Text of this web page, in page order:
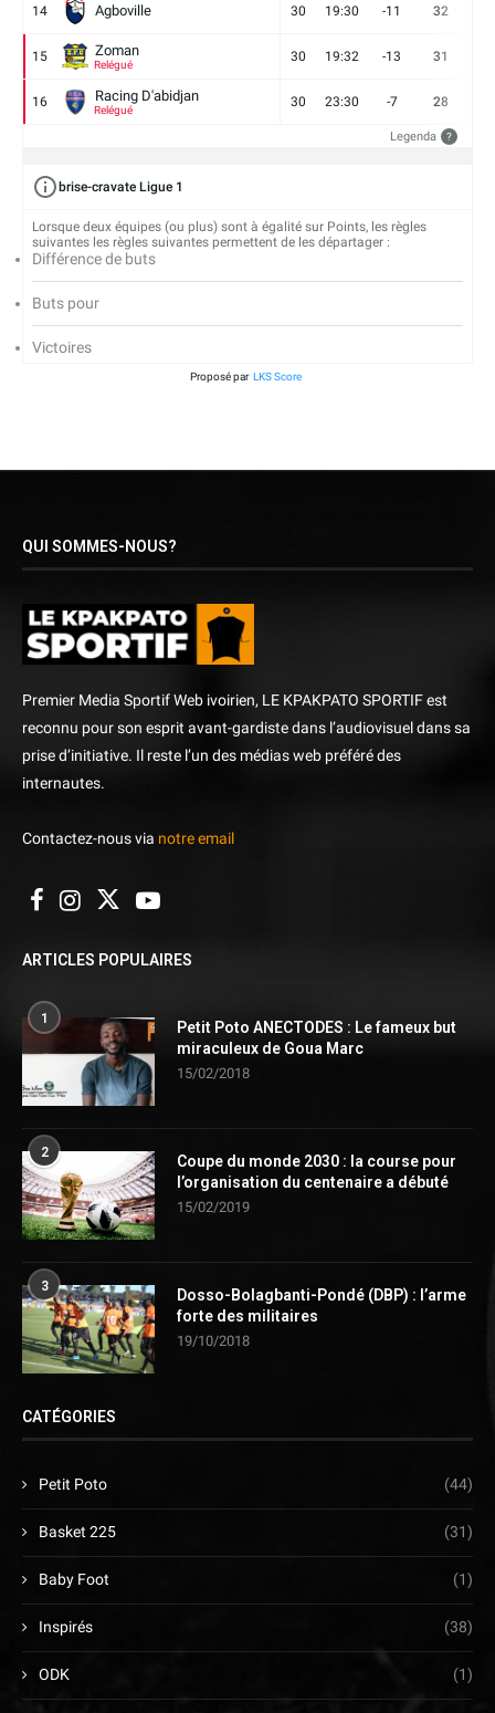
14 Agboville 30 19:30 -11 32
15 Zoman
Relégué
30 19:32 -13 31
16 Racing D'abidjan
Relégué
30 23:30 -7 28
Legenda ?
brise-cravate Ligue 1
Lorsque deux équipes (ou plus) sont à égalité sur Points, les règles
suivantes les règles suivantes permettent de les départager :
Différence de buts
Buts pour
Victoires
Proposé par LKS Score
QUI SOMMES-NOUS?
Premier Media Sportif Web ivoirien, LE KPAKPATO SPORTIF est
reconnu pour son esprit avant-gardiste dans l’audiovisuel dans sa
prise d’initiative. Il reste l’un des médias web préféré des
internautes.
Contactez-nous via notre email
ARTICLES POPULAIRES
1
Petit Poto ANECTODES : Le fameux but
miraculeux de Goua Marc
15/02/2018
2
Coupe du monde 2030 : la course pour
l’organisation du centenaire a débuté
15/02/2019
3
Dosso-Bolagbanti-Pondé (DBP) : l’arme
forte des militaires
19/10/2018
CATÉGORIES
Petit Poto (44)
Basket 225 (31)
Baby Foot (1)
Inspirés (38)
ODK (1)